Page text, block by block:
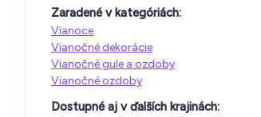
Zaradené v kategóriách:
Vianoce
Vianočné dekorácie
Vianočné gule a ozdoby
Vianočné ozdoby
Dostupné aj v ďalších krajinách: